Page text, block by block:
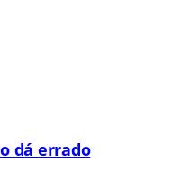
dá errado